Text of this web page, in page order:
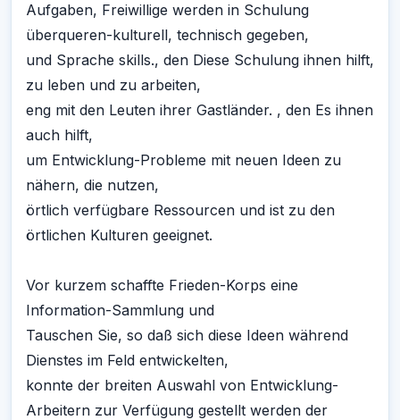
Aufgaben, Freiwillige werden in Schulung
überqueren-kulturell, technisch gegeben,
und Sprache skills., den Diese Schulung ihnen hilft,
zu leben und zu arbeiten,
eng mit den Leuten ihrer Gastländer. , den Es ihnen
auch hilft,
um Entwicklung-Probleme mit neuen Ideen zu
nähern, die nutzen,
örtlich verfügbare Ressourcen und ist zu den
örtlichen Kulturen geeignet.
Vor kurzem schaffte Frieden-Korps eine
Information-Sammlung und
Tauschen Sie, so daß sich diese Ideen während
Dienstes im Feld entwickelten,
konnte der breiten Auswahl von Entwicklung-
Arbeitern zur Verfügung gestellt werden der